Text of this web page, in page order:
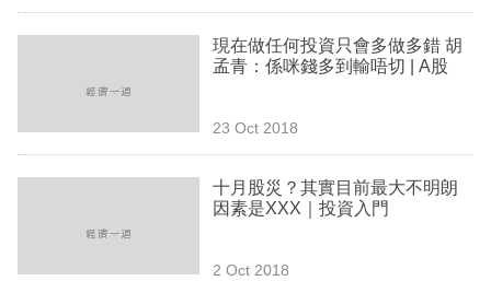
技
生
現在做任何投資只會多做多錯 胡
孟青：係咪錢多到輸唔切 | A股
23 Oct 2018
十月股災？其實目前最大不明朗
因素是XXX｜投資入門
2 Oct 2018